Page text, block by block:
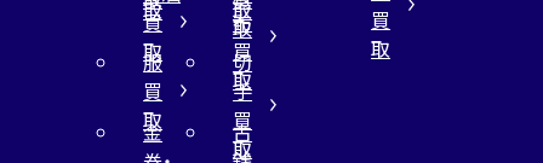
取
取
取
買
取
布
買
取
服
買
取
切
手
買
取
金
古
買
取